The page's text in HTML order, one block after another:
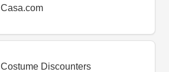
Casa.com
Costume Discounters